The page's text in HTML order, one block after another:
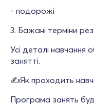
- подорожі
3. Бажані терміни
Усі деталі
занятті.
✍Як проходить
Програма занять